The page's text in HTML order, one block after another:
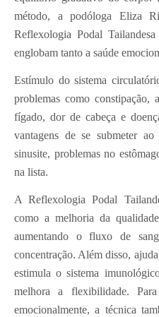
método, a podóloga Eliza
Reflexologia Podal
englobam tanto a saúde
Estímulo do sistema
problemas como
fígado, dor de cabeça e
vantagens de se submeter
sinusite, problemas no
na lista.
A Reflexologia Podal
como a melhoria da
aumentando o fluxo de
concentração. Além disso,
estimula o sistema
melhora a flexibilidade.
emocionalmente, a técnica